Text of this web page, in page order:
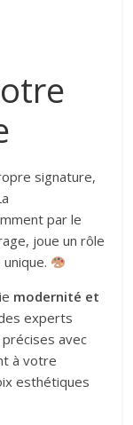
signature,
par le
joue un rôle
modernité et
experts
avec
à votre
esthétiques